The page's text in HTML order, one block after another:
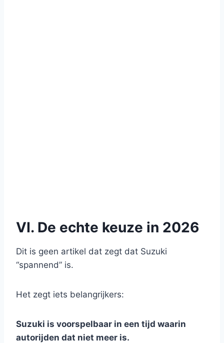
VI. De echte keuze in 2026
Dit is geen artikel dat zegt dat Suzuki
“spannend” is.
Het zegt iets belangrijkers:
Suzuki is voorspelbaar in een tijd waarin
autorijden dat niet meer is.